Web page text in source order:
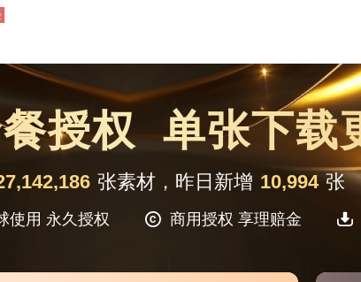
授权 单张下载
张素材，昨日新增 10,994 张
使用 永久授权 商用授权 享理赔金